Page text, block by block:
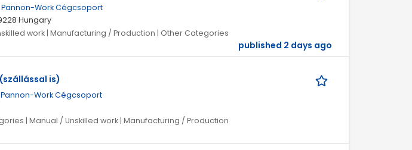
Pannon-Work Cégcsoport
Hungary
work | Manufacturing / Production | Other Categories
published 2 days ago
is)
Pannon-Work Cégcsoport
| Manual / Unskilled work | Manufacturing / Production